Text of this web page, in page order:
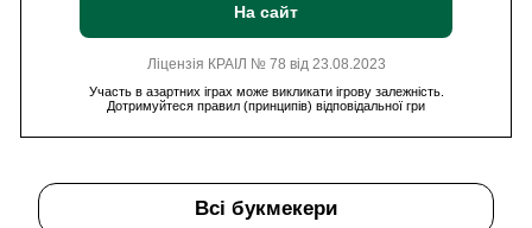
На сайт
Ліцензія КРАІЛ № 78 від 23.08.2023
Участь в азартних іграх може викликати ігрову залежність.
Дотримуйтеся правил (принципів) відповідальної гри
Всі букмекери